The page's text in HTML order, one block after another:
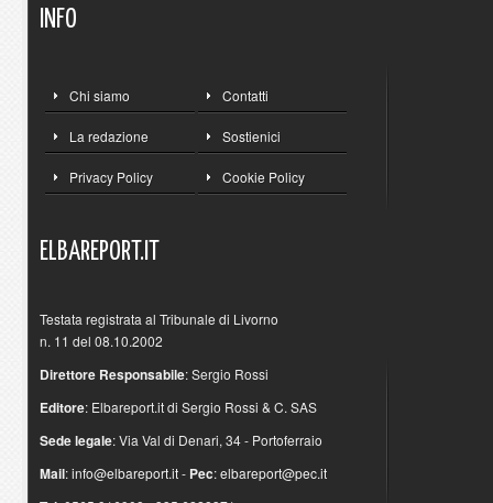
INFO
Chi siamo Contatti
La redazione Sostienici
Privacy Policy Cookie Policy
ELBAREPORT.IT
Testata registrata al Tribunale di Livorno
n. 11 del 08.10.2002
Direttore Responsabile: Sergio Rossi
Editore: Elbareport.it di Sergio Rossi & C. SAS
Sede legale: Via Val di Denari, 34 - Portoferraio
Mail:info@elbareport.it- Pec:elbareport@pec.it